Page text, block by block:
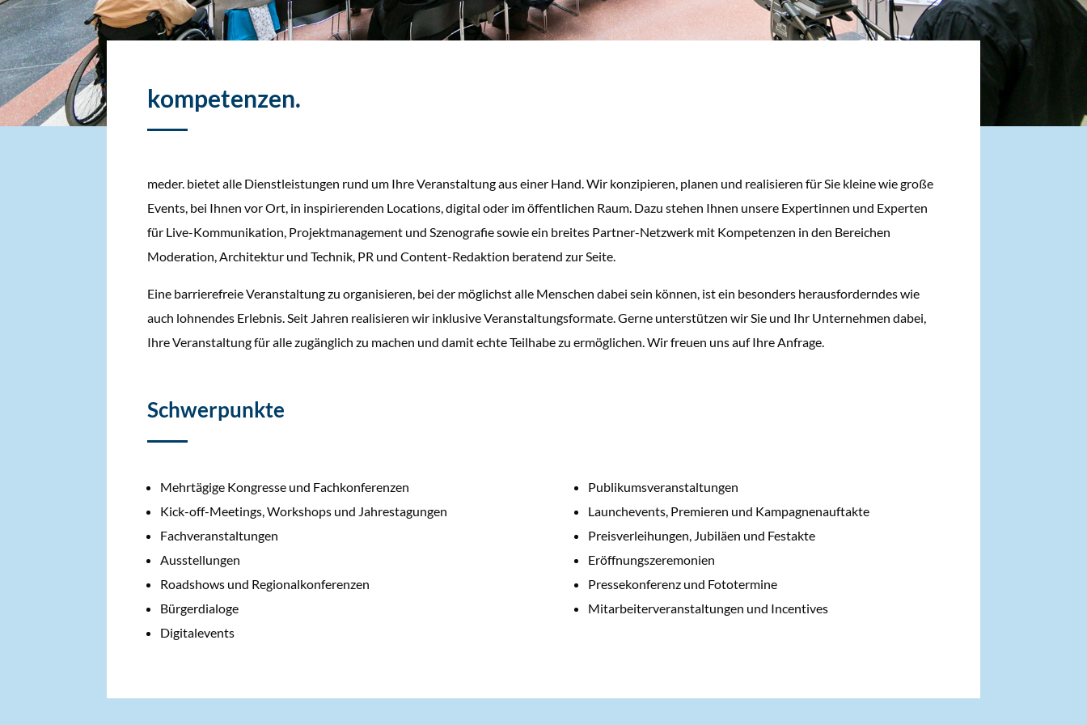
kompetenzen.
meder. bietet alle Dienstleistungen rund um Ihre Veranstaltung aus einer Hand. Wir konzipieren, planen und realisieren für Sie kleine wie große
Events, bei Ihnen vor Ort, in inspirierenden Locations, digital oder im öffentlichen Raum. Dazu stehen Ihnen unsere Expertinnen und Experten
für Live-Kommunikation, Projektmanagement und Szenografie sowie ein breites Partner-Netzwerk mit Kompetenzen in den Bereichen
Moderation, Architektur und Technik, PR und Content-Redaktion beratend zur Seite.
Eine barrierefreie Veranstaltung zu organisieren, bei der möglichst alle Menschen dabei sein können, ist ein besonders herausforderndes wie
auch lohnendes Erlebnis. Seit Jahren realisieren wir inklusive Veranstaltungsformate. Gerne unterstützen wir Sie und Ihr Unternehmen dabei,
Ihre Veranstaltung für alle zugänglich zu machen und damit echte Teilhabe zu ermöglichen. Wir freuen uns auf Ihre Anfrage.
Schwerpunkte
Mehrtägige Kongresse und Fachkonferenzen
Kick-off-Meetings, Workshops und Jahrestagungen
Fachveranstaltungen
Ausstellungen
Roadshows und Regionalkonferenzen
Bürgerdialoge
Digitalevents
Publikumsveranstaltungen
Launchevents, Premieren und Kampagnenauftakte
Preisverleihungen, Jubiläen und Festakte
Eröffnungszeremonien
Pressekonferenz und Fototermine
Mitarbeiterveranstaltungen und Incentives